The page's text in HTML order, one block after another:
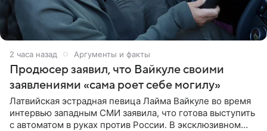
2 часа назад Аргументы и факты
Продюсер заявил, что Вайкуле своими
заявлениями «сама роет себе могилу»
Латвийская эстрадная певица Лайма Вайкуле во время
интервью западным СМИ заявила, что готова выступить
с автоматом в руках против России. В эксклюзивном